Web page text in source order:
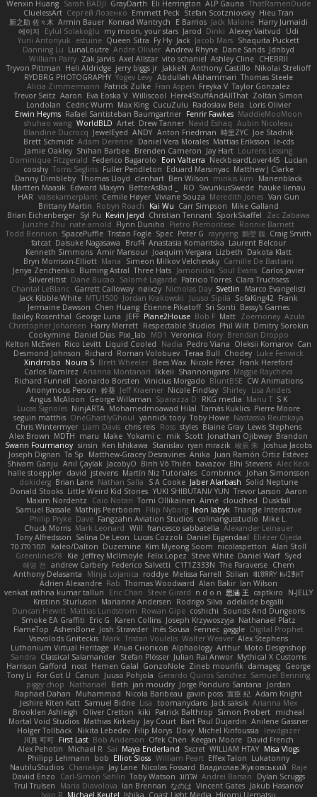
Wenxin Huang Sarah BADJI GrayDarth Eli Herrington ALP Gauna ThatRamenDude
CluelessArt Cергей Лозенко Emmett Peck Stefan Scotzniovsky Hieu Tran
新之助 佐々木 Armin Bauer Konrad Wantrych E Barrios Jack Malone Harry Jumaidi
에이지
Eylül Solakoğlu my moon, your stars Jarod Dinki Alexey Vaitvud
Udi
Yurii Antonyuk
estuine Queen Sitra Fy Hy Jack Jacob Mars Shaquita Puckett
Danning Lu LunaLoutre Andre Olivier Andrew Rhyne Dane Sands Jdnbyd
William Parry Zak Jarvis Axel Allstar vito schaniel Ashley Cline CHERRII
Tryvon Pittman Heli Aldridge jerry biggs jr JakkeN Anthony Castillo Nikolai Strelioff
RYDBRG PHOTOGRAPHY Yogev Levy Abdullah Alshammari Thomas Steele
Alicia Zimmermann Patrick Zulke Fran Aspen Freyka V Taylor Gonzalez
Trevor Seitz Aaron Eva Eoska V Williscool Here4StuffAndAllThat Zoltán Simon
Londolan
Cedric Wurm Max King CucuZulu Radosław Bela
Loris Olivier
Erwin Heyms Rafael Santisteban Baumgartner Fenrir Fawkes MaddieMooMoon
shuhao wang WorldBLD Artet Drew Tanner Navid Eshaq Aubin Nicoleau
Blandine Ducrocq JewelEyed ANDY Anton Friedman 時里ZYC Joe Stadnik
Brett Schmidt Adam Derenne Daniel Vera Morales Mattias Eriksson le-cds
Jamie Oakley Shihan Barbee Brenden Cameron Jay Hart Lourens Lessing
Dominique Fitzgerald Federico Bagarolo Eon Valterra NeckbeardLover445 Lucian
cooshy Toms Seglins Fuller Pendleton Eduard Marsinyac Matthew J Clarke
Danny Dimbleby Thomas Lloyd clenhart Ben Wilson minkis kim
Manenblack
Martten Maasik Edward Maxym BetterAsBad _ RO SwunkusSwede hauke lienau
HAR valsekamerplant Cemile Høyer Viviane Souza Meredith Jones Van Gun
Brittany Martin Robyn Roach Kai Wu Carr Simpson Mike Galland
Brian Eichenberger Syl Pu Kevin Jeryd Christian Tennant SporkSkaffel
Zac Zabawa
Junzhe Zhu nate arnold Flynn Duniho Pietro Piemontese Ronnie Barnett
Todd Bennion SpacePuffle Tristan Fogle Spec Peter G rayryeng 鸝瑩 魏 Craig Smith
fatcat Daisuke Nagasawa Bruf4 Anastasia Komaritska Laurent Belcour
Kenneth Simmons Amir Mansour Joaquim Vergara Lizbeth Dakota Klatt
Bryn Morrison-Elliott Mana Simeon Milkov Velchevsky Camille De Bastiani
Jenya Zenchenko Burning Astral Three Hats Jamonidas Soul Evans Carlos Javier
Silverelitist Dane Bucao Salomé Lagarde Patricio Torres Clara Truchsess
Chantal LeBlanc Garrett Calloway nøixzy Nicholas Day Svetlin
Marco Evangelisti
Jack Kibble-White MTU1500 Jordan Krakowski Juuso Sipilä SofaKing42 Frank
Jermaine Dawson Chen Huang Étienne Pikatoff Sri Sonti Bassy's Games
Bailey Rosenthal George Luna JEFF Plane2House Bob F Matt Zoemoney Azula
Christopher Johansen Harry Merrett Respectable Studios Phil Wilt Dmitry Sorokin
Cookymine Daniel Dias Pixi_lab MD1 Veronica Rory Brendan Droppo
Kelton McEwen Rico Levitt Liquid Cooled Nadia Pedro Viana Oleksii Komarov Can
Desmond Johnson Richard Roman Volobuev Teraa Bull Chodey Luke Fenwick
Xindrrobo Noura S Brett Wheeler Bees Wax Nicole Pérez Frank Hereford
Carlos Ramírez Arianna Montanari Ikkeii Shannonigans Maggie Raycheva
Richard Funnell Leonardo Borsten Vinicius Morgado BluntBSE CW Animations
Anonymous Person 鈴葵 Jeff Kraemer Nicole Findlay Shirley Lisa Anders
Angus McAloon George Willaman Sparazza D RKG media Manu T S K
Lucas Signoles NinjARTA Mohamedmoawad Hilal Tamás Kuklics Pierre Moore
seguin matthis OneGhastlyGhoul yannick tooy Toby Howe Nastassia Reutskaya
Chris Wintermyer Liam Davis chris reis Ross styles Blaine Gray Lewis Stephens
Alex Brown MDTH maru Make Yokami c: mik Scott Jonathan Ojibway Brandon
Swann Fourmanoy sinsin Ken Ishikawa Stanislav ryan mrazik 峻辰 朱
Joshua Jacobs
Joseph Dignan Ta Sp Matthew-Gracey Desravines Anika Juan Ramón Ortiz Estévez
Shivam Ganju Anıl Çaylak JacobyO Bình Võ Thiên bavazov Elhi Stevens Alec Keck
halle stoeppler david jstevens Martín Niz Tutoriales Combrinck Johan Simonsson
dokiderg Brian Lane Nathan Salla S A Cooke Jaber Alarbash Solid Neptune
Donald Stooks Little Weird Kid Stories YUKI SHIBUTANI/ YUN Trevor Larson Aaron
Maxim Nordentz
Caio Notari Tomi Ollikainen Aimé cloudhed
Duskfall
Samuel Bassale Mathijs Peerboom Filip Nyborg leon labyk Triangle Interactive
Philip Pryke Dave Fangzahn Aviation Studios colinangusstudio Mike L.
Chuck Morris Mark Leonard Will francesco sabbatella Alexander Leinauer
Tony Alfredsson Salina De Leon Lucas Cozzoli Daniel Eijgendaal Eliézer Ojeda
תמר פלג טל
Kaleo/Dalton Duzemine Kim Myeong Soom nicolaspetton Alan Stoll
Greenlines78
Kie Jeffrey McIlmoyle Felix Lopez Steve White Daniel Warf Syed
혜영 전 andrew Carbery Federico Salvetti C1T1Z333N The Paraverse Chem
Anthony Delasanta
Minja Lojanica roddye Melissa Farrell Stilian ꌃ꒒ꀎꋪꋪꌩ ꀘꈤꀤꁅꃅ꓄
Adrien Alexandre Rab Thomas Woodward Alan Bakir Ian Wilson
venkat rathna kumar talluri
Eric Chan Steve Girard n d o n 思涵 王 captkiro
N-JELLY
Kristinn Sturluson Marianne Andersen Rodrigo Silva adelaide begalli
Duncan Hewitt Mattias Lundstrom Rowan Gipe coshichi Sounds And Dungeons
Smoke EA Graffiti Eric G Karen Collins Joseph Krzywoszyja Nathanaël Platz
FlameTop AshenBone Josh Strawder Inês Sousa Fennec gaggle Digital Prophet
Vsevolods Gniteckis Mark Tristan Voulelis Walter Weaver Alex Stephens
Luthonium Virtual Heritage Илья Снопков Alphaology Arthur Moto Designshop
Sandra Classical Salamander Stefan Plösser Julian Rai Anwor Mythical X Customs
Harrison Gafford
nost Hemen Galal GonzoNole Zineb mounfik damageg George
Tony Li For Got U Canun Juuso Pohjola Gerardo Quiros Sanchez Samuel Benning
piggy chop
Nathanaël Beth jan moudry Jorge Panduro Santana
Jordan
Raphael Dahan
Muhammad Nicola Baribeau gavin poss 宣臣 紀 Adam Knight
Jeshire Kiten Katt Samuel Bidne Lisa toomanydans Jack saksik Arianna Mex
Brooklen Ashleigh
Oliver Cretton kiki Patrick Balthrop Simon Probert micheal
Mortal Void Studios Mathias Kirkeby Jay Court Bart Paul Dujardin Anilene Gassner
Holger Tollbäck Nikita Lebedev Filip Morys Doxy Michel Kinfoussia
lewdgazer
川頁 可可 First Last Bob Anderson Ofek Chen Keegan Moore David French
Alex Pehotin
Michael R Sai Maya Enderland Sxcret WILLIAM HTAY Misa Vlogs
Philipp Lehmann bob Elliot Sloss William Peart Effex Talon Lukatonny
NautiluStudios Chanakya Jay Lane Nicolas Fossard Владислав Жуковський
Raje
Daviid Enzo
Carl-Simon Sahlin Toby Watson אלמוג Andrei Barsan
Dylan Scruggs
Trul Trulsen
Maria Diavolova Ian Brennan なのは Vincent Gates Jakub Hasanov